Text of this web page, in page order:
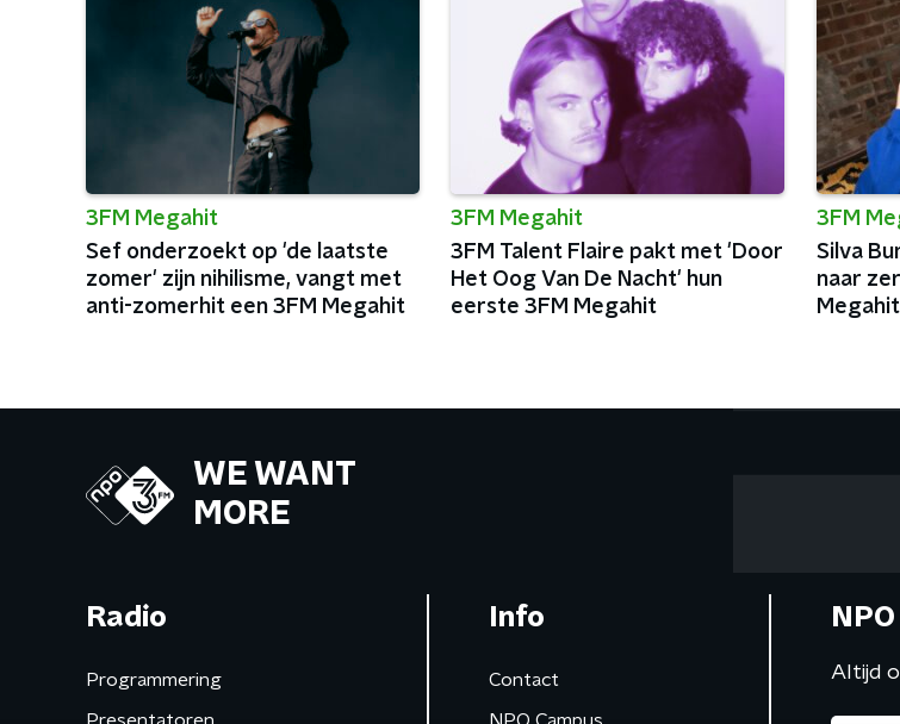
3FM Megahit
Sef onderzoekt op 'de laatste
zomer' zijn nihilisme, vangt met
anti-zomerhit een 3FM Megahit
3FM Megahit
3FM Talent Flaire pakt met 'Door
Het Oog Van De Nacht' hun
eerste 3FM Megahit
3FM
Silva
naar
WE WANT
MORE
Radio
Programmering
Info
Contact Altijd